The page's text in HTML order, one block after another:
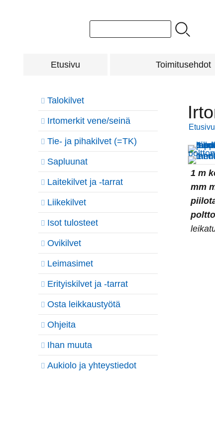
Etusivu Toimitusehdot
Talokilvet
Irtomerkit vene/seinä
Tie- ja pihakilvet (=TK)
Sapluunat
Laitekilvet ja -tarrat
Liikekilvet
Isot tulosteet
Ovikilvet
Leimasimet
Erityiskilvet ja -tarrat
Osta leikkaustyötä
Ohjeita
Ihan muuta
Aukiolo ja yhteystiedot
Etusivu
1 m
mm